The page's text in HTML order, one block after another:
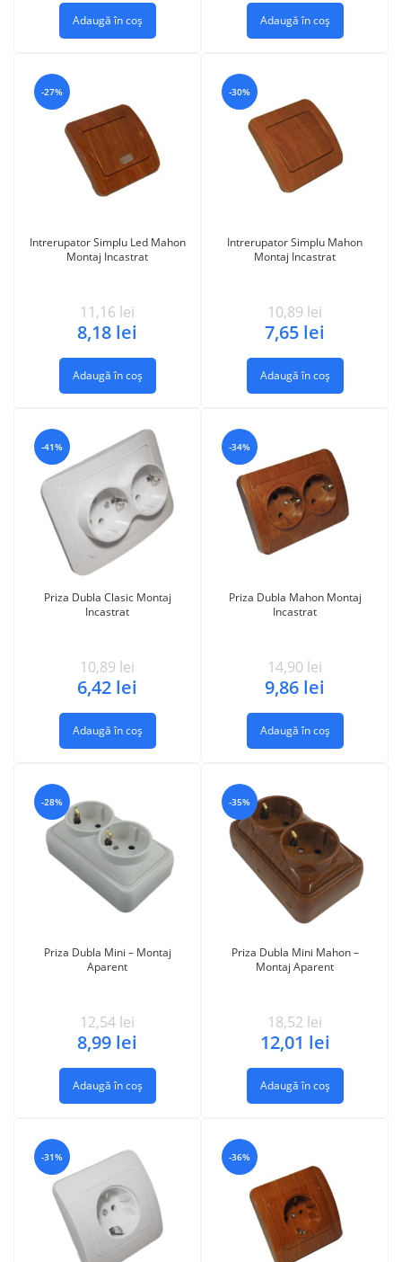
Adaugă în coș Adaugă în coș
-27%
Intrerupator Simplu Led Mahon
Montaj Incastrat
11,16 lei
8,18 lei
Adaugă în coș
-30%
Intrerupator Simplu Mahon
Montaj Incastrat
10,89 lei
7,65 lei
Adaugă în coș
-41%
Priza Dubla Clasic Montaj
Incastrat
10,89 lei
6,42 lei
Adaugă în coș
-34%
Priza Dubla Mahon Montaj
Incastrat
14,90 lei
9,86 lei
Adaugă în coș
-28%
Priza Dubla Mini – Montaj
Aparent
12,54 lei
8,99 lei
Adaugă în coș
-35%
Priza Dubla Mini Mahon –
Montaj Aparent
18,52 lei
12,01 lei
Adaugă în coș
-31% -36%